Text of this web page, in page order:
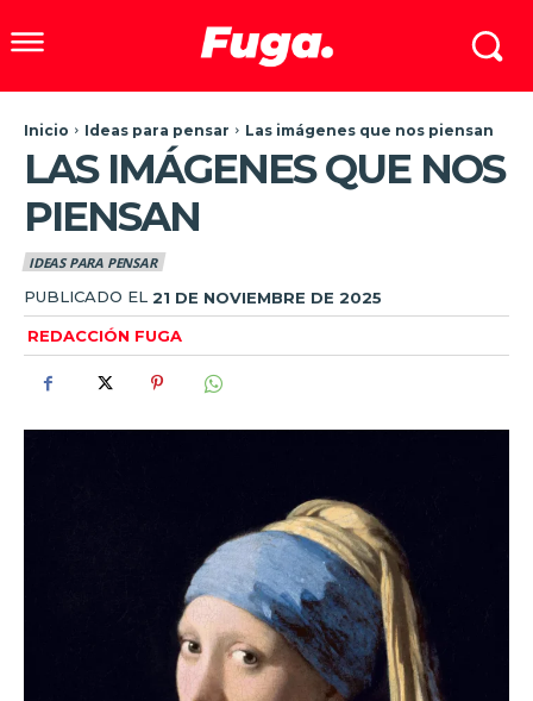
Inicio Ideas para pensar Las imágenes que nos piensan
LAS IMÁGENES QUE NOS
PIENSAN
IDEAS PARA PENSAR
PUBLICADO EL 21 DE NOVIEMBRE DE 2025
REDACCIÓN FUGA